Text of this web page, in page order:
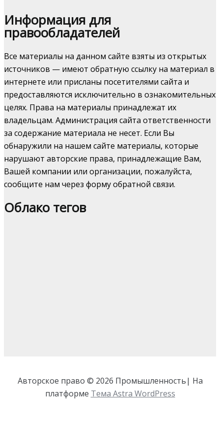
Информация для
правообладателей
Все материалы на данном сайте взяты из открытых
источников — имеют обратную ссылку на материал в
интернете или присланы посетителями сайта и
предоставляются исключительно в ознакомительных
целях. Права на материалы принадлежат их
владельцам. Администрация сайта ответственности
за содержание материала не несет. Если Вы
обнаружили на нашем сайте материалы, которые
нарушают авторские права, принадлежащие Вам,
Вашей компании или организации, пожалуйста,
сообщите нам через форму обратной связи.
Облако тегов
Авторское право © 2026 Промышленность| На
платформе Тема Astra WordPress